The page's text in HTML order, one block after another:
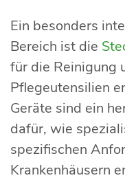
Ein besonders
Bereich ist die
für die Reinigung
Pflegeutensilien
Geräte sind ein
dafür, wie
spezifischen
Krankenhäusern